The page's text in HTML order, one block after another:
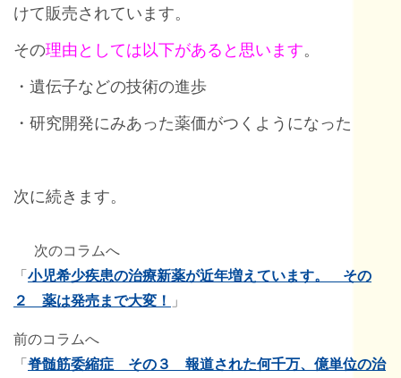
けて販売されています。
その理由としては以下があると思います。
・遺伝子などの技術の進歩
・研究開発にみあった薬価がつくようになった
次に続きます。
次のコラムへ
「小児希少疾患の治療新薬が近年増えています。 その
２ 薬は発売まで大変！ 」
前のコラムへ
「脊髄筋委縮症 その３ 報道された何千万、億単位の治